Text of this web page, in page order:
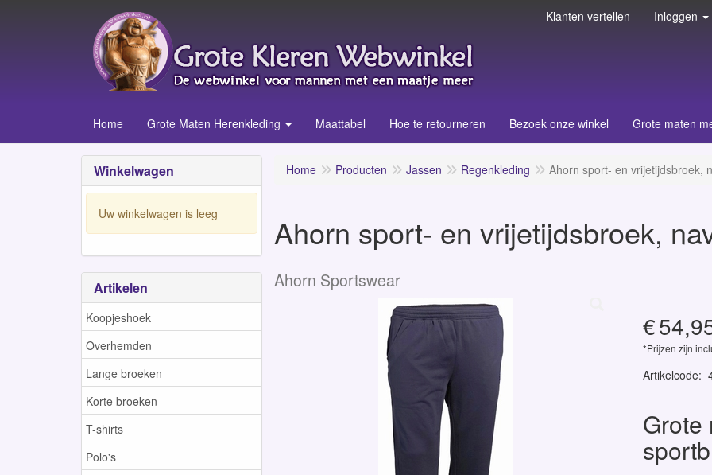
Klanten vertellen Inloggen
Home Grote Maten Herenkleding Maattabel Hoe te retourneren Bezoek onze winkel Grote maten
Winkelwagen
Uw winkelwagen is leeg
Artikelen
Koopjeshoek
Overhemden
Lange broeken
Korte broeken
T-shirts
Polo's
Home Producten Jassen Regenkleding Ahorn sport- en vrijetijdsbroek,
Ahorn sport- en vrijetijdsbroek,
Ahorn Sportswear
€
*Prijzen zijn
Artikelcode:
Grote